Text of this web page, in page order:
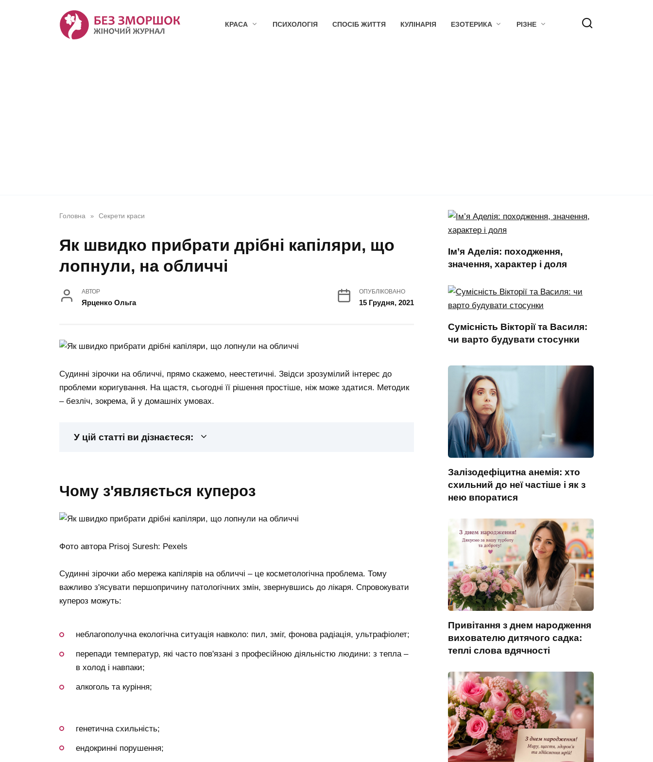
КРАСА ПСИХОЛОГІЯ СПОСІБ ЖИТТЯ КУЛІНАРІЯ ЕЗОТЕРИКА РІЗНЕ
Головна » Секрети краси
Як швидко прибрати дрібні капіляри, що
лопнули, на обличчі
АВТОР
Ярценко Ольга
ОПУБЛІКОВАНО
15 Грудня, 2021
Судинні зірочки на обличчі, прямо скажемо, неестетичні. Звідси зрозумілий інтерес до
проблеми коригування. На щастя, сьогодні її рішення простіше, ніж може здатися. Методик
– безліч, зокрема, й у домашніх умовах.
У цій статті ви дізнаєтеся:
чому з'являється купероз
Фото автора Prisoj Suresh: Pexels
Судинні зірочки або мережа капілярів на обличчі – це косметологічна проблема. Тому
важливо з'ясувати першопричину патологічних змін, звернувшись до лікаря. Спровокувати
купероз можуть:
неблагополучна екологічна ситуація навколо: пил, зміг, фонова радіація, ультрафіолет;
перепади температур, які часто пов'язані з професійною діяльністю людини: з тепла –
в холод і навпаки;
алкоголь та куріння;
генетична схильність;
ендокринні порушення;
Ім’я Аделія: походження,
значення, характер і доля
Сумісність Вікторії та Василя:
чи варто будувати стосунки
Залізодефіцитна анемія: хто
схильний до неї частіше і як з
нею впоратися
Привітання з днем народження
вихователю дитячого садка:
теплі слова вдячності